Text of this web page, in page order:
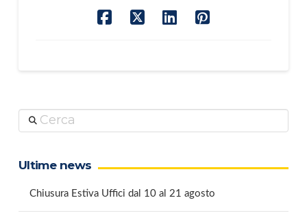
Cerca
Ultime news
Chiusura Estiva Uffici dal 10 al 21 agosto